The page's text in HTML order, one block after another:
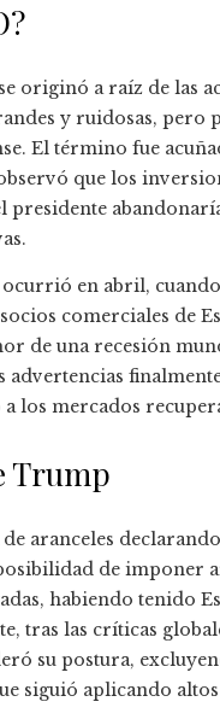
originó a raíz de las
y ruidosas,
El término fue
que los
en abril,
comerciales de
de una recesión
los mercados
Trump
aranceles
de imponer
habiendo tenido
tras las críticas
su postura,
siguió aplicando